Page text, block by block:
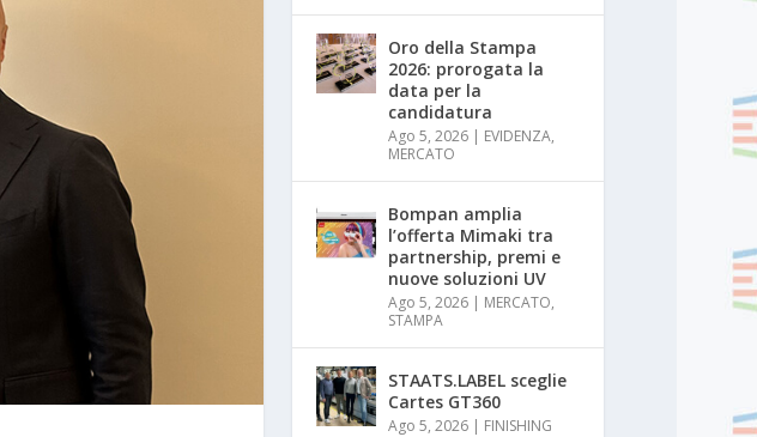
Oro della Stampa
2026: prorogata la
data per la
candidatura
Ago 5, 2026 | EVIDENZA,
MERCATO
Bompan amplia
l’offerta Mimaki tra
partnership, premi e
nuove soluzioni UV
Ago 5, 2026 | MERCATO,
STAMPA
STAATS.LABEL sceglie
Cartes GT360
Ago 5, 2026 | FINISHING